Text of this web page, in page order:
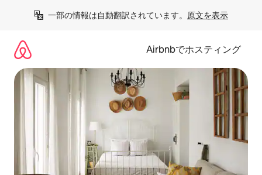
一部の情報は自動翻訳されています。 原文を表示
Airbnbでホスティング